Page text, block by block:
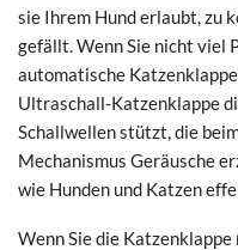
sie Ihrem Hund erlaubt, zu
gefällt. Wenn Sie nicht viel
automatische
Ultraschall-Katzenklappe
Schallwellen stützt, die
Mechanismus Geräusche
wie Hunden und Katzen
Wenn Sie die